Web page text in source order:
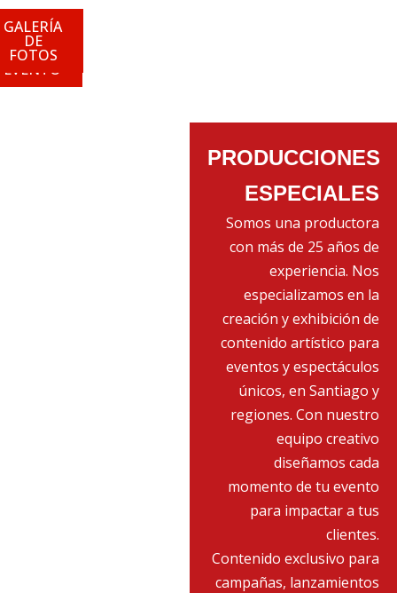
VER
ARMA
TU
EVENTO
GALERÍA
DE
FOTOS
PRODUCCIONES
ESPECIALES
Somos una productora
con más de 25 años de
experiencia. Nos
especializamos en la
creación y exhibición de
contenido artístico para
eventos y espectáculos
únicos, en Santiago y
regiones. Con nuestro
equipo creativo
diseñamos cada
momento de tu evento
para impactar a tus
clientes.
Contenido exclusivo para
campañas, lanzamientos